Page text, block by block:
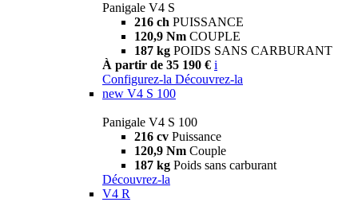
Panigale V4 S
216 ch PUISSANCE
120,9 Nm COUPLE
187 kg POIDS SANS CARBURANT
À partir de 35 190 € i
Configurez-la Découvrez-la
new V4 S 100
Panigale V4 S 100
216 cv Puissance
120,9 Nm Couple
187 kg Poids sans carburant
Découvrez-la
V4 R